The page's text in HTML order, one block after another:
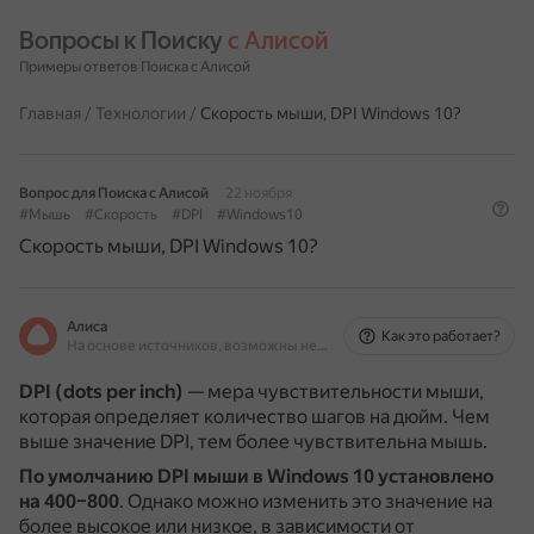
Вопросы к Поиску с Алисой
Примеры ответов Поиска с Алисой
Главная / Технологии / Скорость мыши, DPI Windows 10?
Вопрос для Поиска с Алисой
22 ноября
#Мышь
#Скорость #DPI #Windows10
Скорость мыши, DPI Windows 10?
Алиса
На основе источников, возможны неточности
Как это работает?
DPI (dots per inch) — мера чувствительности мыши,
которая определяет количество шагов на дюйм. Чем
выше значение DPI, тем более чувствительна мышь.
По умолчанию DPI мыши в Windows 10 установлено
на 400–800. Однако можно изменить это значение на
более высокое или низкое, в зависимости от